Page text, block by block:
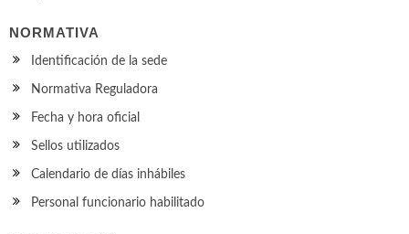
NORMATIVA
Identificación de la sede
Normativa Reguladora
Fecha y hora oficial
Sellos utilizados
Calendario de días inhábiles
Personal funcionario habilitado